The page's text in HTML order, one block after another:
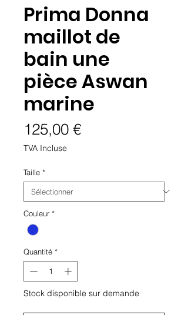
Prima Donna
maillot de
bain une
pièce Aswan
marine
125,00 €Prix
TVA Incluse
Taille *
Couleur *
Quantité *
Stock disponible sur demande